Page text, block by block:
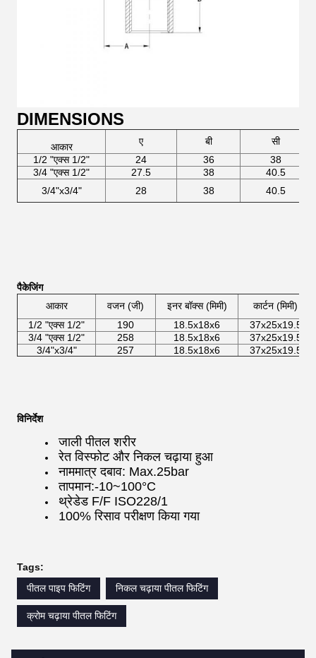
DIMENSIONS
आकार ए बी
सी
1/2 "एक्स 1/2"
24 36
38
3/4 "एक्स 1/2"
27.5 38
40.5
3/4"x3/4"
28 38 40.5
पैकेजिंग
आकार
वजन (जी) इनर बॉक्स (मिमी)
कार्टन (मिमी)
1/2 "एक्स 1/2"
190 18.5x18x6
37x25x19.5
3/4 "एक्स 1/2"
258 18.5x18x6
37x25x19.5
3/4"x3/4"
257 18.5x18x6 37x25x19.5
विनिर्देश
जाली पीतल शरीर
रेत विस्फोट और निकल चढ़ाया हुआ
नाममात्र दबाव: Max.25bar
तापमान:-10~100°C
थ्रेडेड F/F ISO228/1
100% रिसाव परीक्षण किया गया
Tags:
पीतल पाइप फिटिंग
निकल चढ़ाया पीतल फिटिंग
क्रोम चढ़ाया पीतल फिटिंग